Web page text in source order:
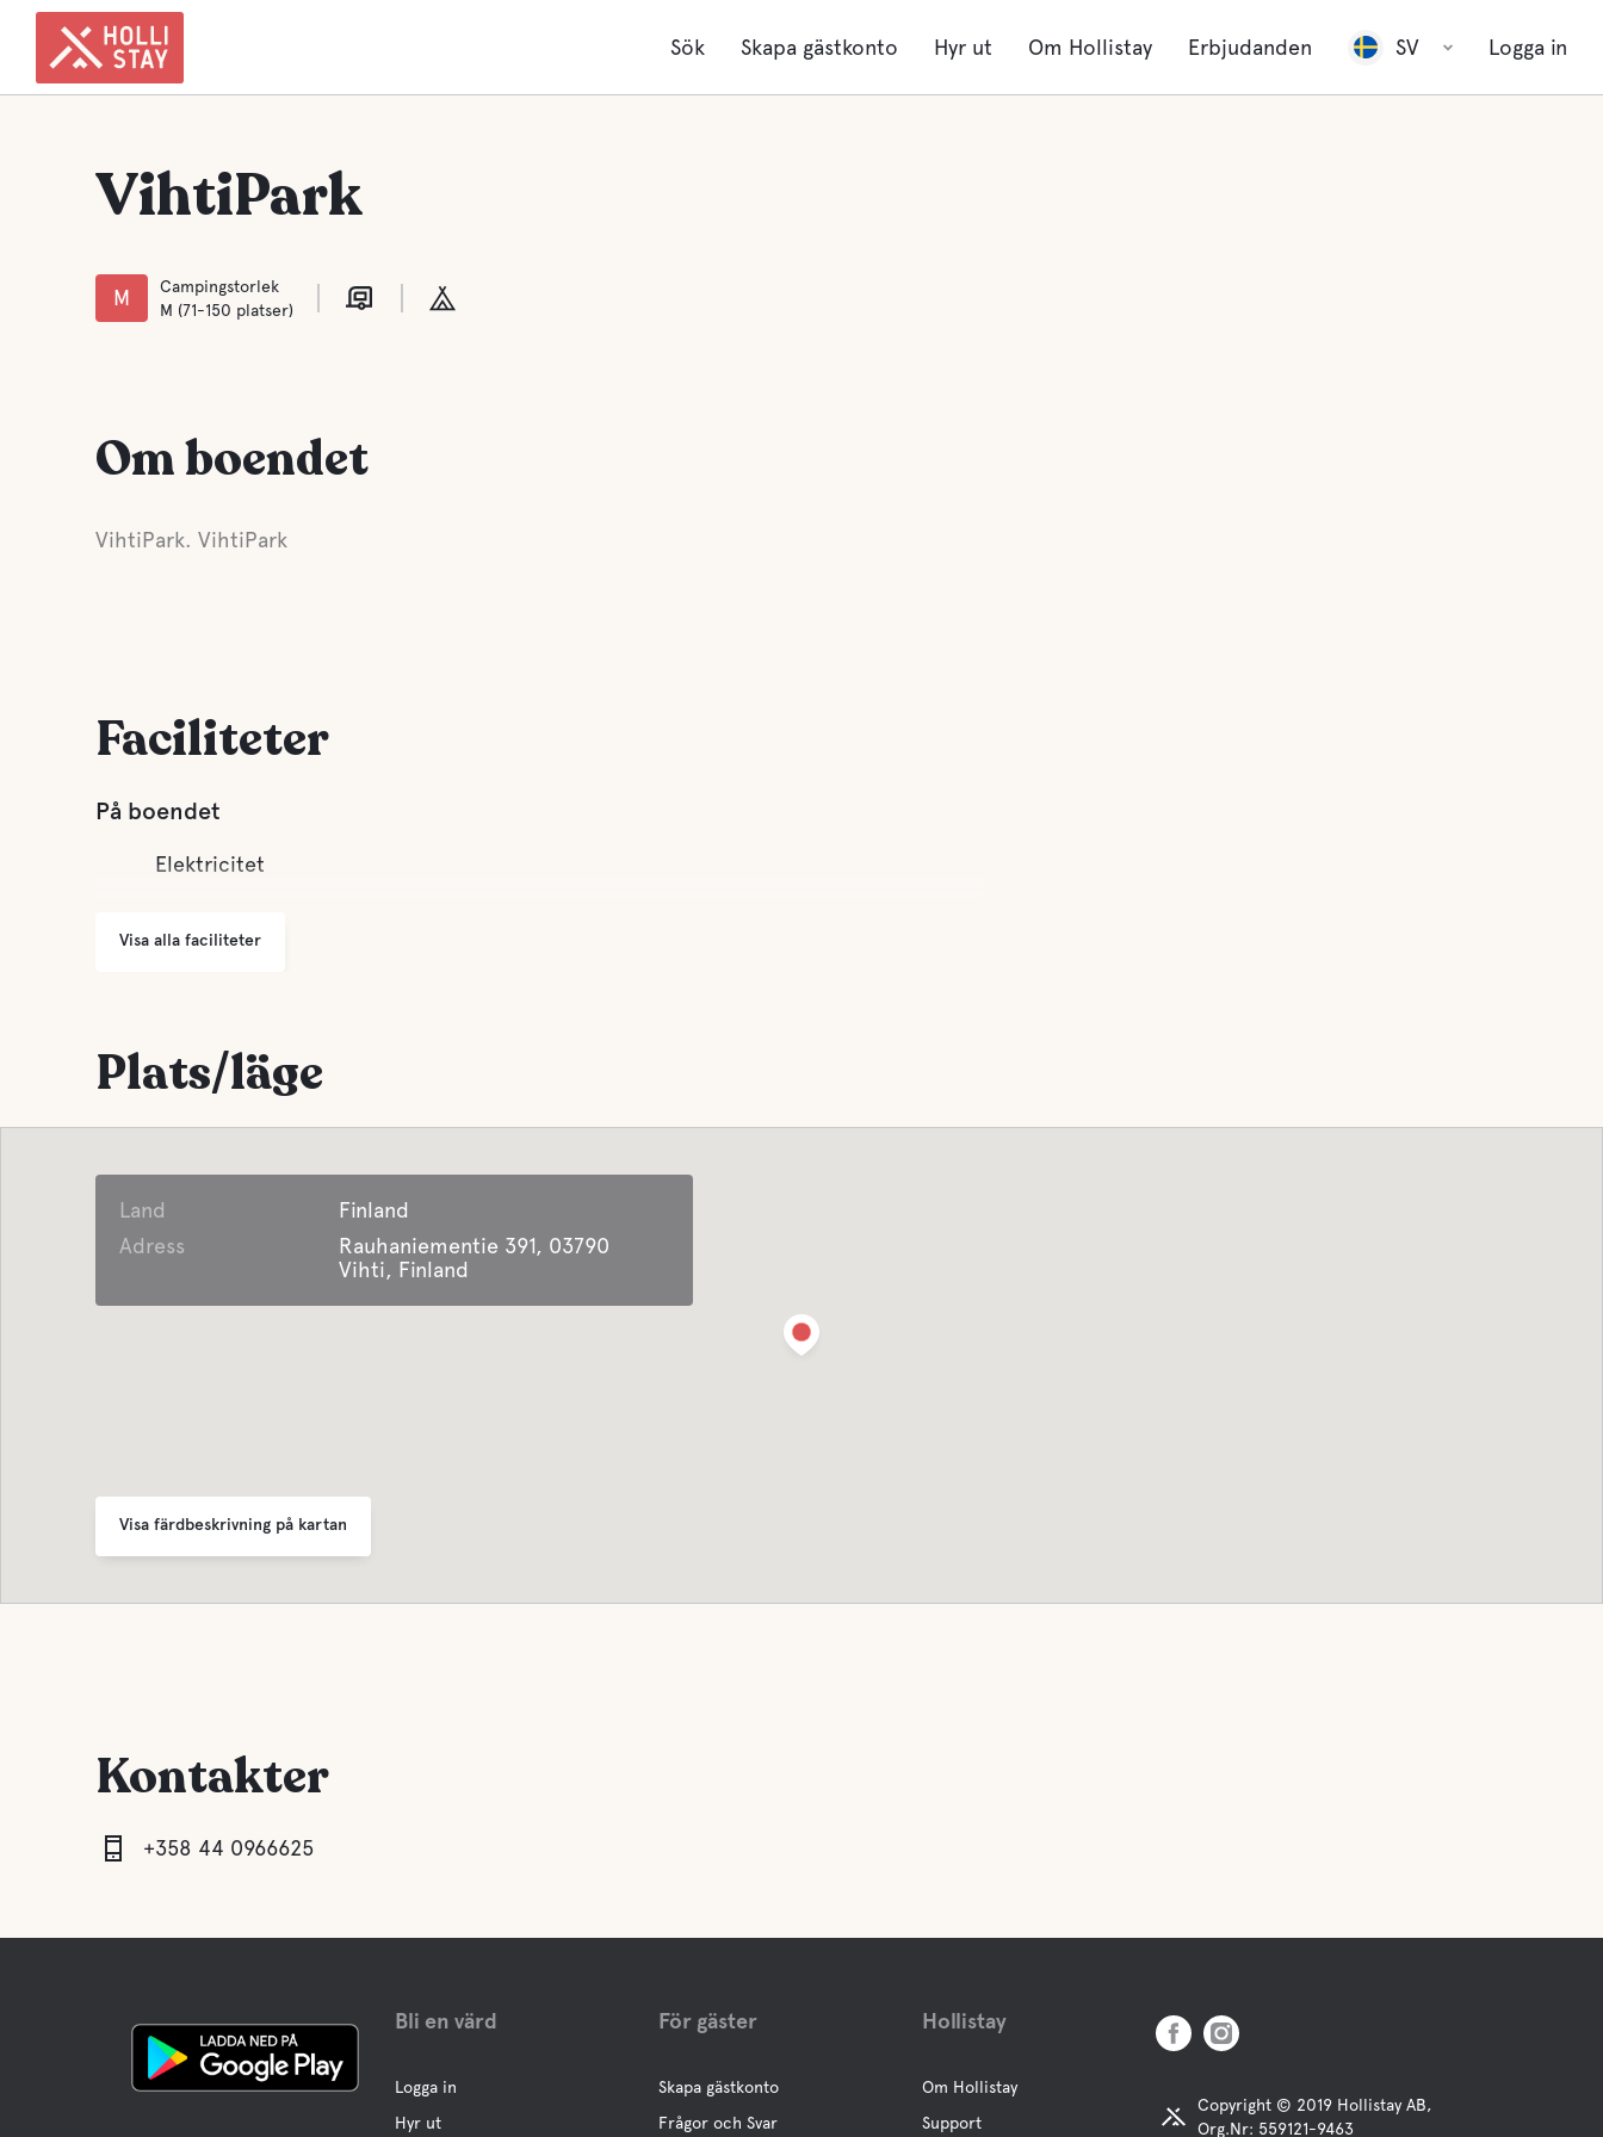
Sök Skapa gästkonto Hyr ut Om Hollistay Erbjudanden SV Logga in
VihtiPark
M
Campingstorlek
M (71-150 platser)
Om boendet
VihtiPark. VihtiPark
Faciliteter
På boendet
Elektricitet
Visa alla faciliteter
Plats/läge
Land
Finland
Adress
Rauhaniementie 391, 03790
Vihti, Finland
Visa färdbeskrivning på kartan
Kontakter
+358 44 0966625
Bli en värd
Logga in
Hyr ut
För gäster
Skapa gästkonto
Frågor och Svar
Hollistay
Om Hollistay
Support
Copyright © 2019 Hollistay AB,
Org.Nr: 559121-9463